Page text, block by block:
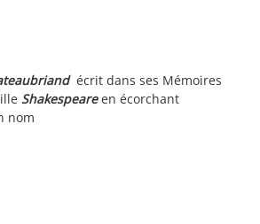
écrit dans ses Mémoires
Shakespeareen écorchant
nom